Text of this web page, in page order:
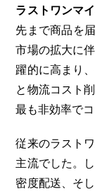
ラストワンマ
先まで商品を
市場の拡大に
躍的に高まり
と物流コスト
最も非効率で
従来のラスト
主流でした。
密度配送、そ